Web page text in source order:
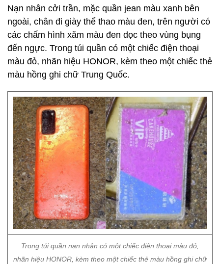
Nạn nhân cởi trần, mặc quần jean màu xanh bên
ngoài, chân đi giày thể thao màu đen, trên người có
các chấm hình xăm màu đen dọc theo vùng bụng
đến ngực. Trong túi quần có một chiếc điện thoại
màu đỏ, nhãn hiệu HONOR, kèm theo một chiếc thẻ
màu hồng ghi chữ Trung Quốc.
Trong túi quần nạn nhân có một chiếc điện thoại màu đỏ,
nhãn hiệu HONOR, kèm theo một chiếc thẻ màu hồng ghi chữ